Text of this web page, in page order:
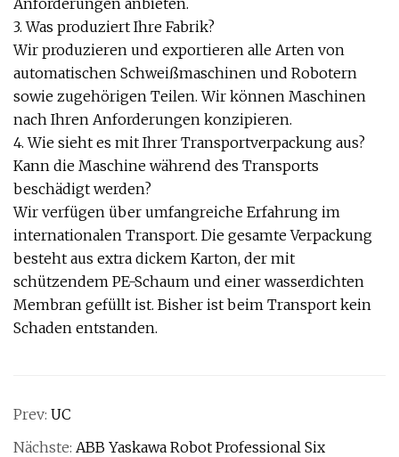
Anforderungen anbieten.
3. Was produziert Ihre Fabrik?
Wir produzieren und exportieren alle Arten von
automatischen Schweißmaschinen und Robotern
sowie zugehörigen Teilen. Wir können Maschinen
nach Ihren Anforderungen konzipieren.
4. Wie sieht es mit Ihrer Transportverpackung aus?
Kann die Maschine während des Transports
beschädigt werden?
Wir verfügen über umfangreiche Erfahrung im
internationalen Transport. Die gesamte Verpackung
besteht aus extra dickem Karton, der mit
schützendem PE-Schaum und einer wasserdichten
Membran gefüllt ist. Bisher ist beim Transport kein
Schaden entstanden.
Prev: UC
Nächste: ABB Yaskawa Robot Professional Six